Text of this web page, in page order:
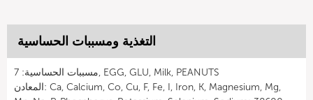
التغذية ومسببات الحساسية
مسببات الحساسية: 7, EGG, GLU, Milk, PEANUTS
المعادن: Ca, Calcium, Co, Cu, F, Fe, I, Iron, K, Magnesium, Mg,